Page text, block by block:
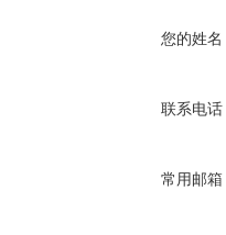
您的姓名
联系电话
常用邮箱